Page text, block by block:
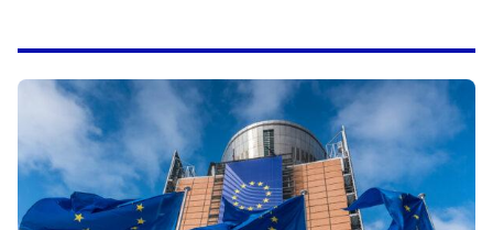
Deklaracja dostępności, otwiera się w nowym oknie
Zgłoś problem
, otwiera się w